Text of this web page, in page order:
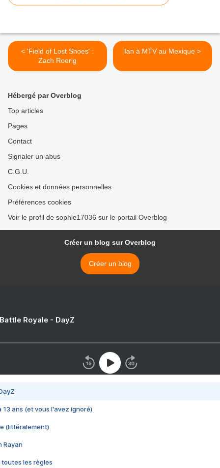
< 'Field of Lost Shoes' :
Zach Roerig
Ian à MTV au Mexique >
Hébergé par Overblog
Top articles
Pages
Contact
Signaler un abus
C.G.U.
Cookies et données personnelles
Préférences cookies
Voir le profil de sophie17036 sur le portail Overblog
Créer un blog sur Overblog
Créer un blog
Royale - DayZ
13 ans (et vous l'avez ignoré)
(littéralement)
Rayan
toutes les règles